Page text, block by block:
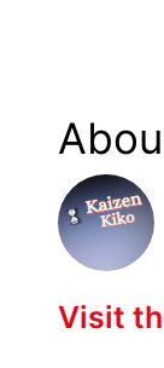
Visit